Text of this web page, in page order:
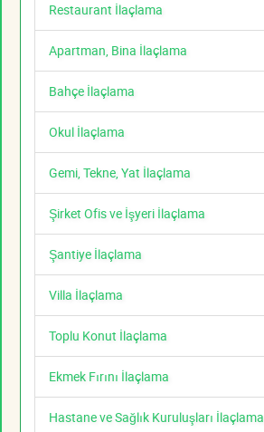
Restaurant İlaçlama
Apartman, Bina İlaçlama
Bahçe İlaçlama
Okul İlaçlama
Gemi, Tekne, Yat İlaçlama
Şirket Ofis ve İşyeri İlaçlama
Şantiye İlaçlama
Villa İlaçlama
Toplu Konut İlaçlama
Ekmek Fırını İlaçlama
Hastane ve Sağlık Kuruluşları İlaçlama